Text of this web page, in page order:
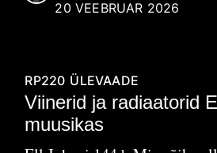
20 VEEBRUAR 2026
RP220 ÜLEVAADE
Viinerid ja radiaatorid
muusikas